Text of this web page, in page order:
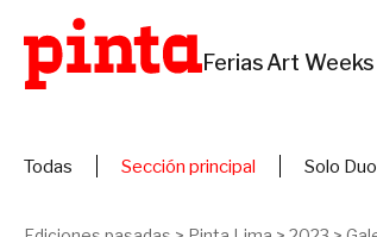
FeriasArt Weeks
Todas Sección principal Solo